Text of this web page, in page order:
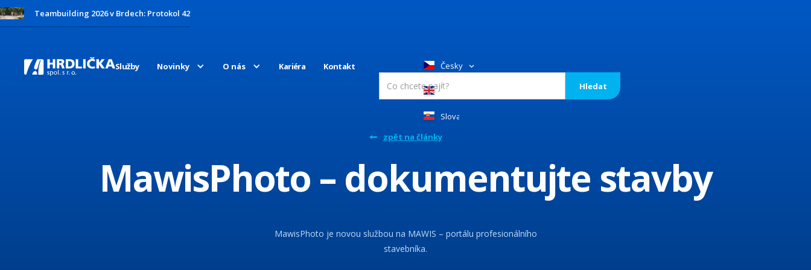
Teambuilding 2026 v Brdech: Protokol 42
Služby Novinky O nás Kariéra Kontakt Česky
English
Slovakia
zpět na články
MawisPhoto – dokumentujte stavby
MawisPhoto je novou službou na MAWIS – portálu profesionálního
stavebníka.